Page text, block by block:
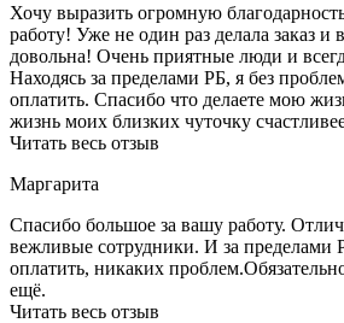
Хочу выразить огромную
работу! Уже не один раз делала заказ и
довольна! Очень приятные люди и
Находясь за пределами РБ, я без
оплатить. Спасибо что делаете мою
жизнь моих близких чуточку
Читать весь отзыв
Маргарита
Спасибо большое за вашу работу.
вежливые сотрудники. И за пределами
оплатить, никаких
ещё.
Читать весь отзыв